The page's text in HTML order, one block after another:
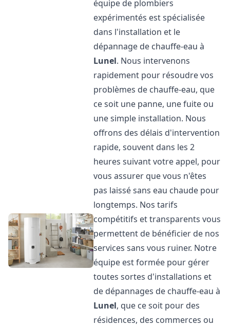
équipe de plombiers
expérimentés est spécialisée
dans l'installation et le
dépannage de chauffe-eau à
Lunel. Nous intervenons
rapidement pour résoudre vos
problèmes de chauffe-eau, que
ce soit une panne, une fuite ou
une simple installation. Nous
offrons des délais d'intervention
rapide, souvent dans les 2
heures suivant votre appel, pour
vous assurer que vous n'êtes
pas laissé sans eau chaude pour
longtemps. Nos tarifs
compétitifs et transparents vous
permettent de bénéficier de nos
services sans vous ruiner. Notre
équipe est formée pour gérer
toutes sortes d'installations et
de dépannages de chauffe-eau à
Lunel, que ce soit pour des
résidences, des commerces ou